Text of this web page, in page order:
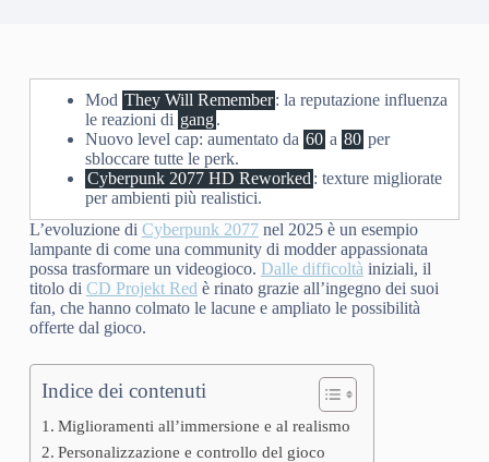
Mod They Will Remember: la reputazione influenza
le reazioni di gang.
Nuovo level cap: aumentato da 60 a 80 per
sbloccare tutte le perk.
Cyberpunk 2077 HD Reworked : texture migliorate
per ambienti più realistici.
L’evoluzione di Cyberpunk 2077nel 2025 è un esempio
lampante di come una community di modder appassionata
possa trasformare un videogioco. Dalle difficoltà iniziali, il
titolo di CD Projekt Red è rinato grazie all’ingegno dei suoi
fan, che hanno colmato le lacune e ampliato le possibilità
offerte dal gioco.
Indice dei contenuti
Miglioramenti all’immersione e al realismo
Personalizzazione e controllo del gioco